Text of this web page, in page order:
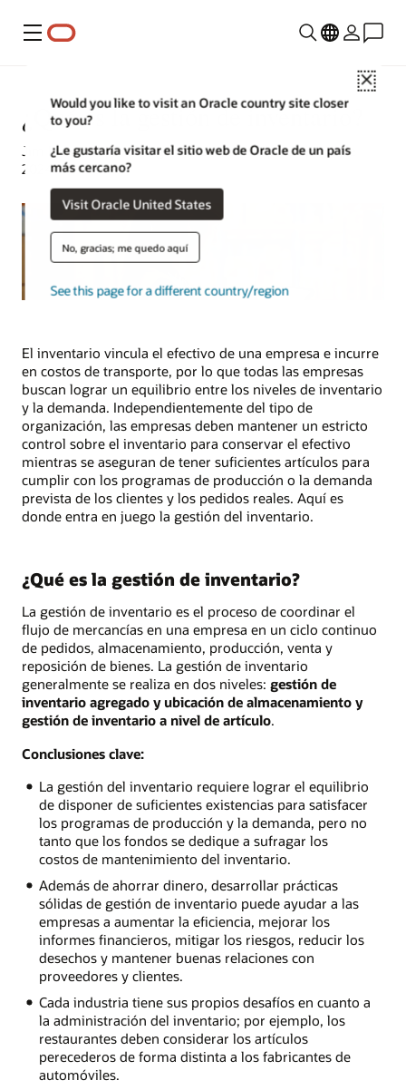
Menú
Close
Would you like to visit an Oracle country site closer
to you?
¿Le gustaría visitar el sitio web de Oracle de un país
más cercano?
Visit Oracle United States
No, gracias; me quedo aquí
See this page for a different country/region
¿Qué es la gestión de inventario?
Jim Hearson | Estratega de contenidos | 6 de junio de
2024
El inventario vincula el efectivo de una empresa e incurre
en costos de transporte, por lo que todas las empresas
buscan lograr un equilibrio entre los niveles de inventario
y la demanda. Independientemente del tipo de
organización, las empresas deben mantener un estricto
control sobre el inventario para conservar el efectivo
mientras se aseguran de tener suficientes artículos para
cumplir con los programas de producción o la demanda
prevista de los clientes y los pedidos reales. Aquí es
donde entra en juego la gestión del inventario.
¿Qué es la gestión de inventario?
La gestión de inventario es el proceso de coordinar el
flujo de mercancías en una empresa en un ciclo continuo
de pedidos, almacenamiento, producción, venta y
reposición de bienes. La gestión de inventario
generalmente se realiza en dos niveles: gestión de
inventario agregado y ubicación de almacenamiento y
gestión de inventario a nivel de artículo.
Conclusiones clave:
La gestión del inventario requiere lograr el equilibrio
de disponer de suficientes existencias para satisfacer
los programas de producción y la demanda, pero no
tanto que los fondos se dedique a sufragar los
costos de mantenimiento del inventario.
Además de ahorrar dinero, desarrollar prácticas
sólidas de gestión de inventario puede ayudar a las
empresas a aumentar la eficiencia, mejorar los
informes financieros, mitigar los riesgos, reducir los
desechos y mantener buenas relaciones con
proveedores y clientes.
Cada industria tiene sus propios desafíos en cuanto a
la administración del inventario; por ejemplo, los
restaurantes deben considerar los artículos
perecederos de forma distinta a los fabricantes de
automóviles.